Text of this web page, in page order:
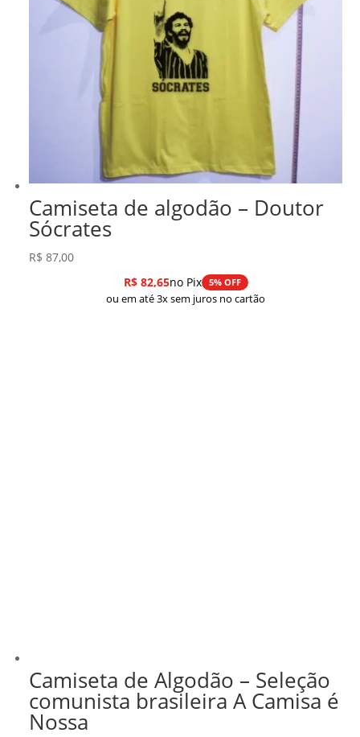
Camiseta de algodão – Doutor
Sócrates
R$ 87,00
R$82,65no Pix 5% OFF
ou em até 3x sem juros no cartão
Camiseta de Algodão – Seleção
comunista brasileira A Camisa é
Nossa